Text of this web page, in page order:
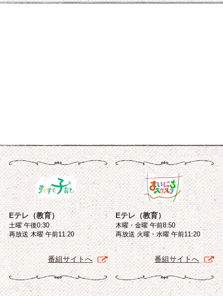
Eテレ（教育）
土曜 午後0:30
再放送 木曜 午前11:20
番組サイトへ
Eテレ（教育）
木曜・金曜 午前8:50
再放送 火曜・水曜 午前11:20
番組サイトへ